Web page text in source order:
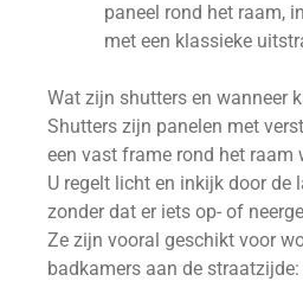
paneel rond het raam,
met een klassieke
Wat zijn shutters en wanneer
Shutters zijn panelen met
een vast frame rond het raam
U regelt licht en inkijk door de
zonder dat er iets op- of
Ze zijn vooral geschikt voor
badkamers aan de